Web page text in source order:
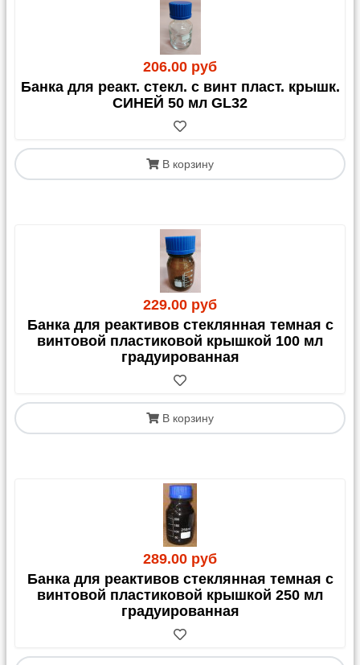
206.00 руб
Банка для реакт. стекл. с винт пласт. крышк.
СИНЕЙ 50 мл GL32
В корзину
229.00 руб
Банка для реактивов стеклянная темная с
винтовой пластиковой крышкой 100 мл
градуированная
В корзину
289.00 руб
Банка для реактивов стеклянная темная с
винтовой пластиковой крышкой 250 мл
градуированная